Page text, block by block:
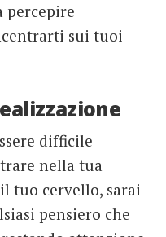
percepire
sui tuoi
difficile
nella tua
tuo cervello, sarai
pensiero che